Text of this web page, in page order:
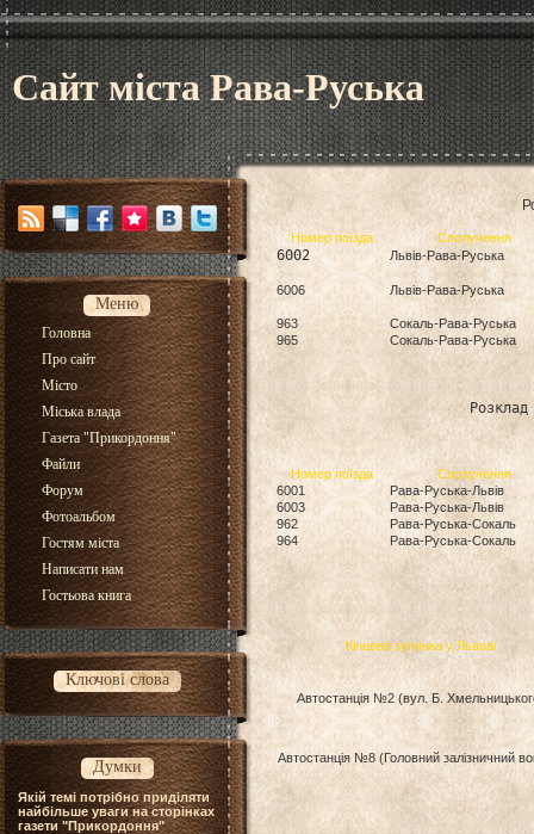
Сайт міста Рава-Руська
Меню
Головна
Про сайт
Місто
Міська влада
Газета "Прикордоння"
Файли
Форум
Фотоальбом
Гостям міста
Написати нам
Гостьова книга
Ключові слова
Думки
Якій темі потрібно приділяти
найбільше уваги на сторінках
газети "Прикордоння"
Номер поїзда Сполучення
6002 Львів-Рава-Руська
6006 Львів-Рава-Руська
963
Сокаль-Рава-Руська
965
Сокаль-Рава-Руська
Номер поїзда
Сполучення
6001
Рава-Руська-Львів
6003
Рава-Руська-Львів
962
Рава-Руська-Сокаль
964
Рава-Руська-Сокаль
Кінцева зупинка у Львові
Автостанція №2 (вул. Б.
Автостанція №8 (Головний залізничний